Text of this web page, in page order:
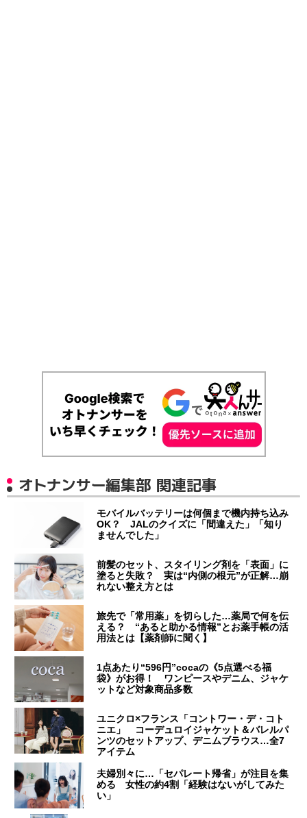
オトナンサー編集部 関連記事
モバイルバッテリーは何個まで機内持ち込み
OK？ JALのクイズに「間違えた」「知り
ませんでした」
前髪のセット、スタイリング剤を「表面」に
塗ると失敗？ 実は“内側の根元”が正解…崩
れない整え方とは
旅先で「常用薬」を切らした…薬局で何を伝
える？ “あると助かる情報”とお薬手帳の活
用法とは【薬剤師に聞く】
1点あたり“596円”cocaの《5点選べる福
袋》がお得！ ワンピースやデニム、ジャケ
ットなど対象商品多数
ユニクロ×フランス「コントワー・デ・コト
ニエ」 コーデュロイジャケット＆バレルパ
ンツのセットアップ、デニムブラウス…全7
アイテム
夫婦別々に…「セパレート帰省」が注目を集
める 女性の約4割「経験はないがしてみた
い」